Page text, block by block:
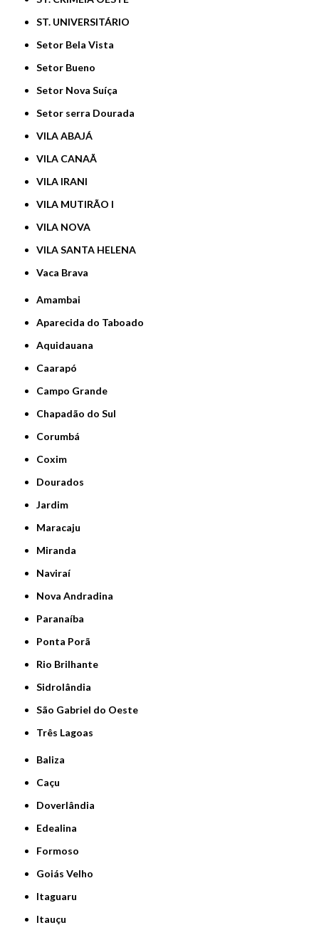
ST. UNIVERSITÁRIO
Setor Bela Vista
Setor Bueno
Setor Nova Suíça
Setor serra Dourada
VILA ABAJÁ
VILA CANAÃ
VILA IRANI
VILA MUTIRÃO I
VILA NOVA
VILA SANTA HELENA
Vaca Brava
Amambai
Aparecida do Taboado
Aquidauana
Caarapó
Campo Grande
Chapadão do Sul
Corumbá
Coxim
Dourados
Jardim
Maracaju
Miranda
Naviraí
Nova Andradina
Paranaíba
Ponta Porã
Rio Brilhante
Sidrolândia
São Gabriel do Oeste
Três Lagoas
Baliza
Caçu
Doverlândia
Edealina
Formoso
Goiás Velho
Itaguaru
Itauçu